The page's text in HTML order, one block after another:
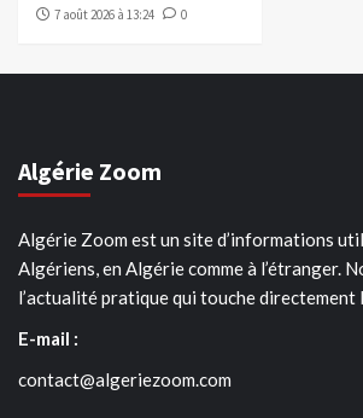
7 août 2026 à 13:24
0
Algérie Zoom
Algérie Zoom est un site d’informations
Algériens, en Algérie comme à l’étranger.
l’actualité pratique qui touche directement
E-mail :
contact@algeriezoom.com